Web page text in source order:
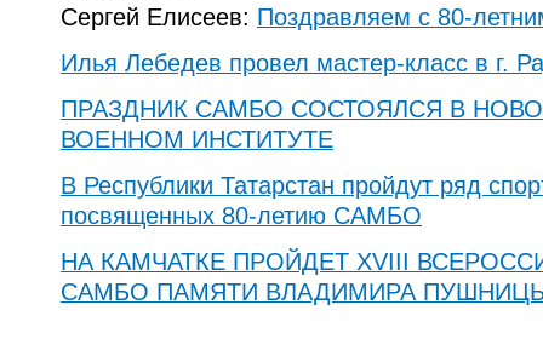
Сергей Елисеев: Поздравляем с 80-
Илья Лебедев провел мастер-класс в г.
ПРАЗДНИК САМБО СОСТОЯЛСЯ В
ВОЕННОМ ИНСТИТУТЕ
В Республики Татарстан пройдут ряд
посвященных 80-летию САМБО
НА КАМЧАТКЕ ПРОЙДЕТ XVIII
САМБО ПАМЯТИ ВЛАДИМИРА